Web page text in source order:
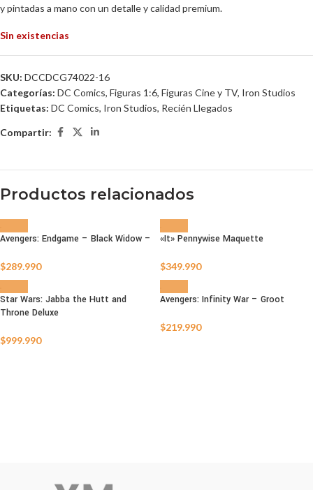
y pintadas a mano con un detalle y calidad premium.
Sin existencias
SKU: DCCDCG74022-16
Categorías: DC Comics, Figuras 1:6, Figuras Cine y TV, Iron Studios
Etiquetas: DC Comics, Iron Studios, Recién Llegados
Compartir:
Productos relacionados
Avengers: Endgame – Black Widow –
$289.990
«It» Pennywise Maquette
$349.990
Star Wars: Jabba the Hutt and
Throne Deluxe
$999.990
Avengers: Infinity War – Groot
$219.990